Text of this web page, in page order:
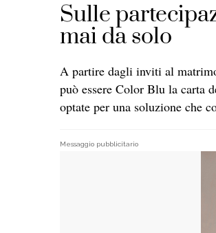
Sulle
mai da solo
A partire dagli inviti al
può essere Color Blu la carta
optate per una soluzione che
Messaggio pubblicitario